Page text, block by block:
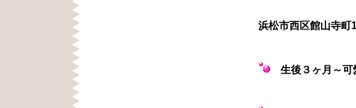
浜松市西区館山寺
生後３ヶ月 ～